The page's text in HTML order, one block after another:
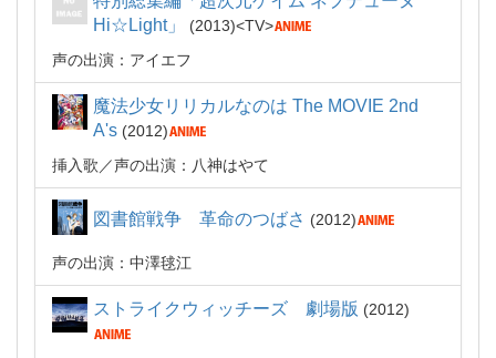
Hi☆Light」
2013
TV
声の出演：アイエフ
魔法少女リリカルなのは The MOVIE 2nd
A's
2012
挿入歌
声の出演：八神はやて
図書館戦争 革命のつばさ 2012
声の出演：中澤毬江
ストライクウィッチーズ 劇場版 2012